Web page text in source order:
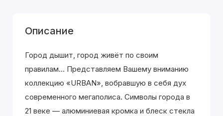
Описание
Город дышит, город живёт по своим
правилам... Представляем Вашему вниманию
коллекцию «URBAN», вобравшую в себя дух
современного мегаполиса. Символы города в
21 веке — алюминиевая кромка и блеск стекла